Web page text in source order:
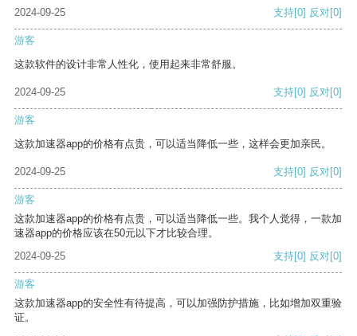
2024-09-25
支持[0] 反对[0]
游客
这款软件的设计非常人性化，使用起来非常舒服。
2024-09-25 支持[0] 反对[0]
游客
这款加速器app的价格有点贵，可以适当降低一些，这样会更加亲民。
2024-09-25 支持[0] 反对[0]
游客
这款加速器app的价格有点贵，可以适当降低一些。我个人觉得，一款加
速器app的价格应该在50元以下才比较合理。
2024-09-25
支持[0] 反对[0]
游客
这款加速器app的安全性有待提高，可以加强防护措施，比如增加双重验
证。